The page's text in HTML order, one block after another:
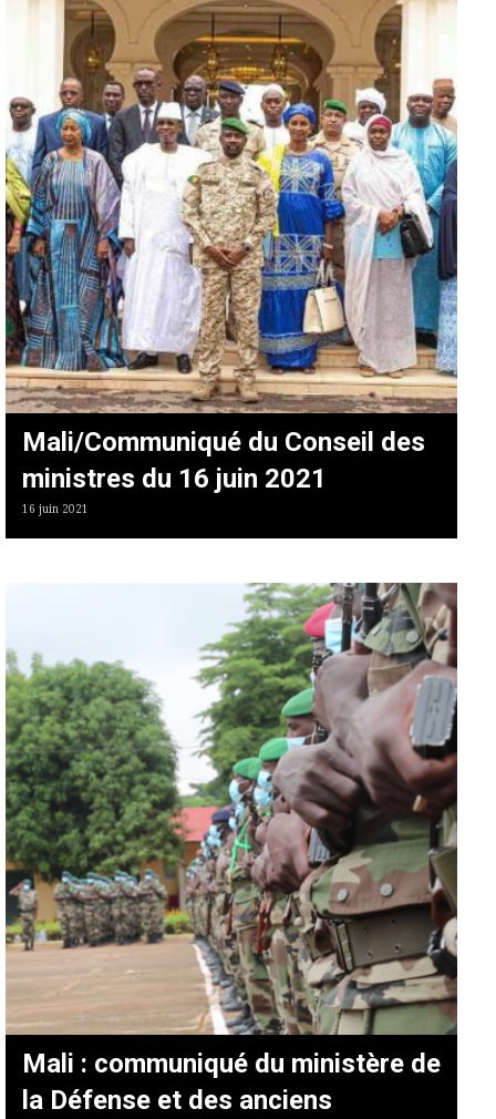
Mali/Communiqué du Conseil des
ministres du 16 juin 2021
16 juin 2021
Mali : communiqué du ministère de
la Défense et des anciens